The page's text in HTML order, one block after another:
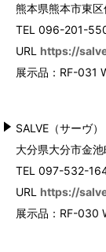
熊本県熊本市東
TEL 096-201-
URL https://
展示品：RF-031
SALVE（サーヴ）
大分県大分市金
TEL 097-532-
URL https://
展示品：RF-030